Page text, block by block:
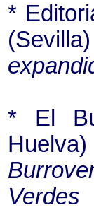
*
* El
Verdes